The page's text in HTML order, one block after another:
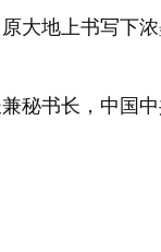
大地上书写下
书长，中国中